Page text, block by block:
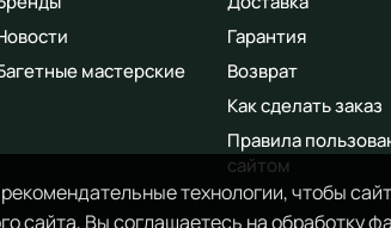
технологии, чтобы
сайта, Вы соглашаетесь на обработку
мастерские
Гарантия
Возврат
Как сделать заказ
Правила
сайтом